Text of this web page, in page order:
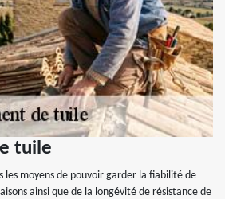
tuile
les moyens de pouvoir garder la fiabilité de
ainsi que de la longévité de résistance de